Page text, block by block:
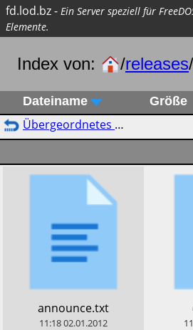
fd.lod.bz- Ein Server speziell für
Elemente.
Index von: /releases/
Dateiname Größe
Übergeordnetes Verzeichnis
​announce.txt
11:1802.01.2012